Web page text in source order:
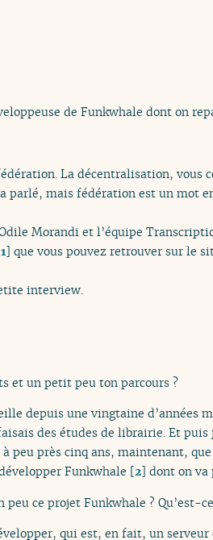
de Funkwhale dont on
La décentralisation, vous
parlé, mais fédération est un mot
Morandi et l’équipe
1] que vous pouvez retrouver sur le
interview.
et un petit peu ton parcours ?
depuis une vingtaine d’années
des études de librairie. Et
peu près cinq ans, maintenant,
Funkwhale [2] dont on
ce projet Funkwhale ? Qu’est-ce
qui est, en fait, un